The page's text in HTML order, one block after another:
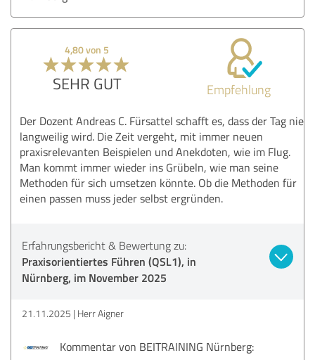
4,80 von 5
SEHR GUT Empfehlung
Der Dozent Andreas C. Fürsattel schafft es, dass der Tag nie
langweilig wird. Die Zeit vergeht, mit immer neuen
praxisrelevanten Beispielen und Anekdoten, wie im Flug.
Man kommt immer wieder ins Grübeln, wie man seine
Methoden für sich umsetzen könnte. Ob die Methoden für
einen passen muss jeder selbst ergründen.
Erfahrungsbericht & Bewertung zu:
Praxisorientiertes Führen (QSL1), in
Nürnberg, im November 2025
21.11.2025 Herr Aigner
Kommentar von BEITRAINING Nürnberg: